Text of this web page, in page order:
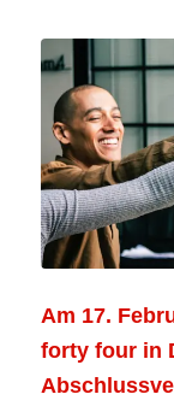
Am 17.
forty four in